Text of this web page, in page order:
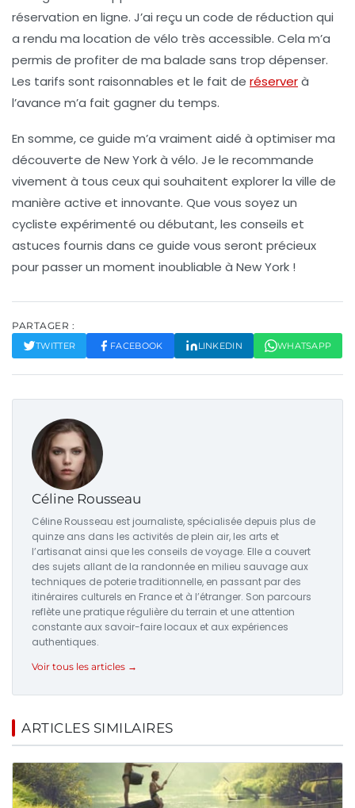
réservation en ligne. J’ai reçu un code de réduction qui
a rendu ma location de vélo très accessible. Cela m’a
permis de profiter de ma balade sans trop dépenser.
Les tarifs sont raisonnables et le fait de réserverà
l’avance m’a fait gagner du temps.
En somme, ce guide m’a vraiment aidé à optimiser ma
découverte de New York à vélo. Je le recommande
vivement à tous ceux qui souhaitent explorer la ville de
manière active et innovante. Que vous soyez un
cycliste expérimenté ou débutant, les conseils et
astuces fournis dans ce guide vous seront précieux
pour passer un moment inoubliable à New York !
PARTAGER :
TWITTER FACEBOOK LINKEDIN WHATSAPP
Céline Rousseau
Céline Rousseau est journaliste, spécialisée depuis plus de
quinze ans dans les activités de plein air, les arts et
l’artisanat ainsi que les conseils de voyage. Elle a couvert
des sujets allant de la randonnée en milieu sauvage aux
techniques de poterie traditionnelle, en passant par des
itinéraires culturels en France et à l’étranger. Son parcours
reflète une pratique régulière du terrain et une attention
constante aux savoir-faire locaux et aux expériences
authentiques.
Voir tous les articles →
ARTICLES SIMILAIRES